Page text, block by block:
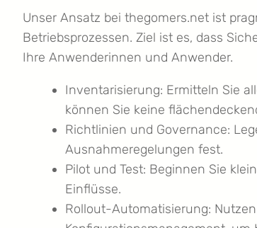
Unser Ansatz bei thegomers.net ist
Betriebsprozessen. Ziel ist es, dass
Ihre Anwenderinnen und Anwender.
Inventarisierung: Ermitteln Sie
können Sie keine
Richtlinien und Governance:
Ausnahmeregelungen fest.
Pilot und Test: Beginnen Sie
Einflüsse.
Rollout-Automatisierung: